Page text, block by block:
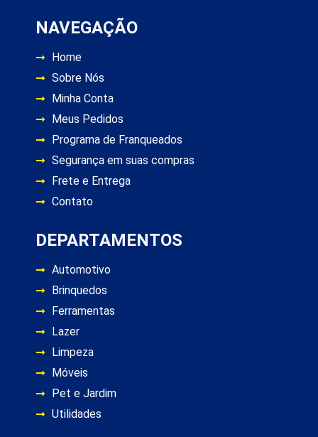
NAVEGAÇÃO
Home
Sobre Nós
Minha Conta
Meus Pedidos
Programa de Franqueados
Segurança em suas compras
Frete e Entrega
Contato
DEPARTAMENTOS
Automotivo
Brinquedos
Ferramentas
Lazer
Limpeza
Móveis
Pet e Jardim
Utilidades